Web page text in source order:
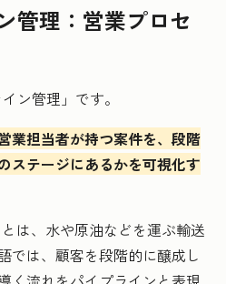
管理：営業プロセ
ン管理」です。
業担当者が持つ案件を、段階
ステージにあるかを可視化す
は、水や原油などを運ぶ輸送
では、顧客を段階的に醸成し